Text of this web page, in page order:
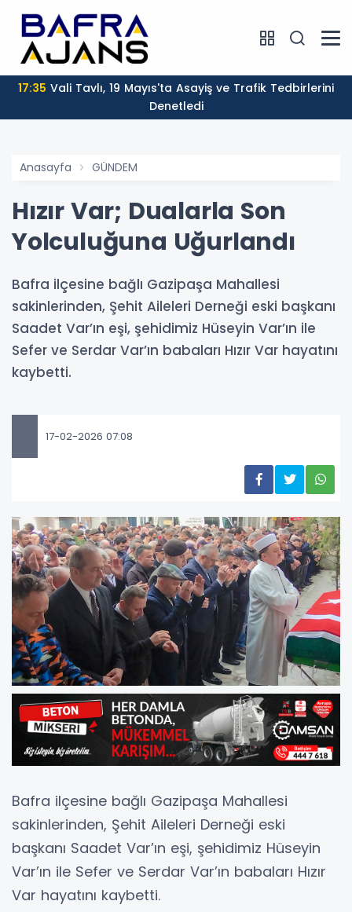
17:35
Denetledi
Anasayfa GÜNDEM
Hızır Var; Dualarla Son
Yolculuğuna Uğurlandı
Bafra ilçesine bağlı Gazipaşa Mahallesi
sakinlerinden, Şehit Aileleri Derneği eski başkanı
Saadet Var’ın eşi, şehidimiz Hüseyin Var’ın ile
Sefer ve Serdar Var’ın babaları Hızır Var hayatını
kaybetti.
17-02-2026 07:08
Bafra ilçesine bağlı Gazipaşa Mahallesi
sakinlerinden, Şehit Aileleri Derneği eski
başkanı Saadet Var’ın eşi, şehidimiz Hüseyin
Var’ın ile Sefer ve Serdar Var’ın babaları Hızır
Var hayatını kaybetti.